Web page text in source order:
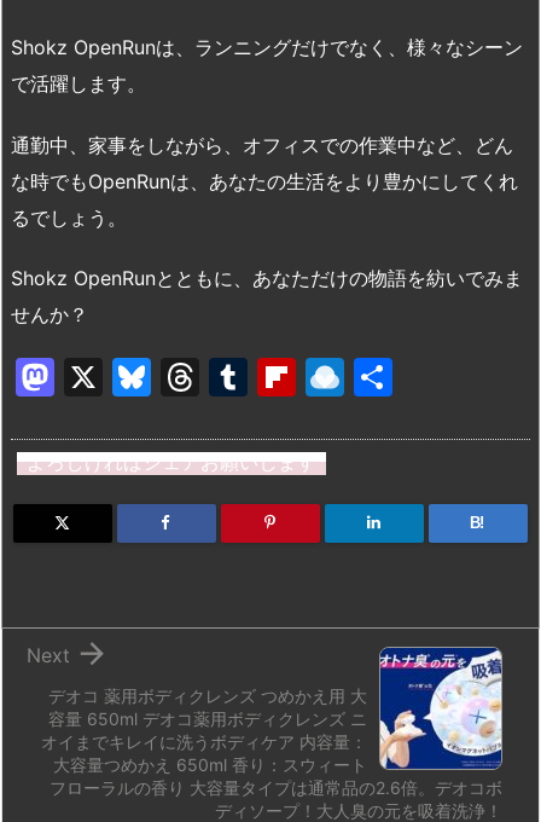
Shokz OpenRunは、ランニングだけでなく、様々なシーン
で活躍します。
通勤中、家事をしながら、オフィスでの作業中など、どん
な時でもOpenRunは、あなたの生活をより豊かにしてくれ
るでしょう。
Shokz OpenRunとともに、あなただけの物語を紡いでみま
せんか？
M
st
o
d
X
Bl
e
s
k
T
e
a
d
T
m
bl
r
Fl
b
o
ar
R
n
dr
o
よろしければシェアお願いします
B!
デオコ 薬用ボディクレンズ つめかえ用 大
容量 650ml デオコ薬用ボディクレンズ ニ
オイまでキレイに洗うボディケア 内容量：
大容量つめかえ 650ml 香り：スウィート
フローラルの香り 大容量タイプは通常品の2.6倍。デオコボ
ディソープ！大人臭の元を吸着洗浄！

Next